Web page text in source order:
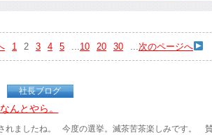
1 2 3 4 5 ...10 20 30 ...次のページへ
社長ブログ
んとやら。
れましたね。 今度の選挙。滅茶苦茶楽しみです。